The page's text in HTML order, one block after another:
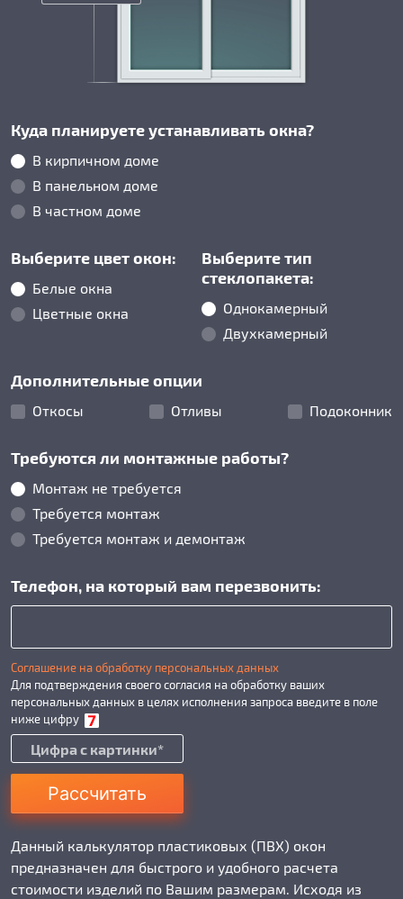
Куда планируете устанавливать окна?
В кирпичном доме
В панельном доме
В частном доме
Выберите цвет окон:
Белые окна
Цветные окна
Выберите тип
стеклопакета:
Однокамерный
Двухкамерный
Дополнительные опции
Откосы Отливы Подоконник
Требуются ли монтажные работы?
Монтаж не требуется
Требуется монтаж
Требуется монтаж и демонтаж
Телефон, на который вам перезвонить:
Соглашение на обработку персональных данных
Для подтверждения своего согласия на обработку ваших
персональных данных в целях исполнения запроса введите в поле
ниже цифру
Рассчитать
Данный калькулятор пластиковых (ПВХ) окон
предназначен для быстрого и удобного расчета
стоимости изделий по Вашим размерам. Исходя из